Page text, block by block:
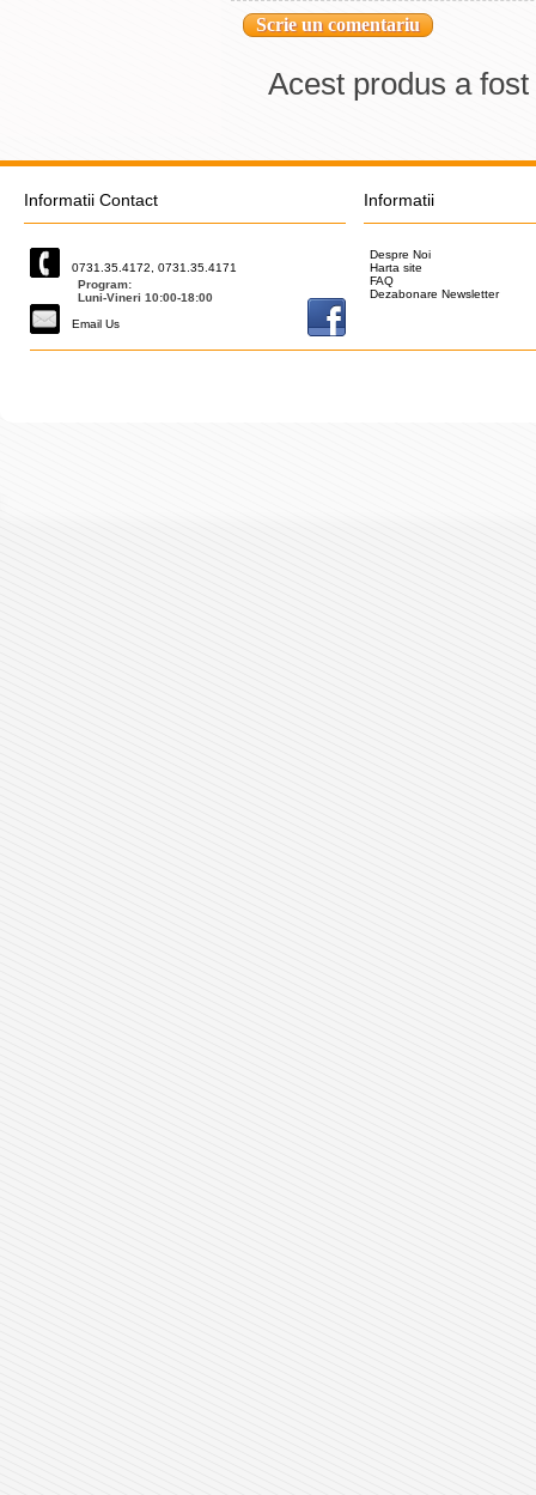
Scrie un comentariu
Acest produs a
Informatii Contact
0731.35.4172, 0731.35.4171
Program:
Luni-Vineri 10:00-18:00
Email Us
Informatii
Despre Noi
Harta site
FAQ
Dezabonare Newsletter